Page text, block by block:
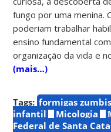
fungo por uma menina.
poderiam trabalhar
ensino fundamental
organização da vida e
(mais…)
Tags: formigas zumbis
infantil
Micologia
Federal de Santa